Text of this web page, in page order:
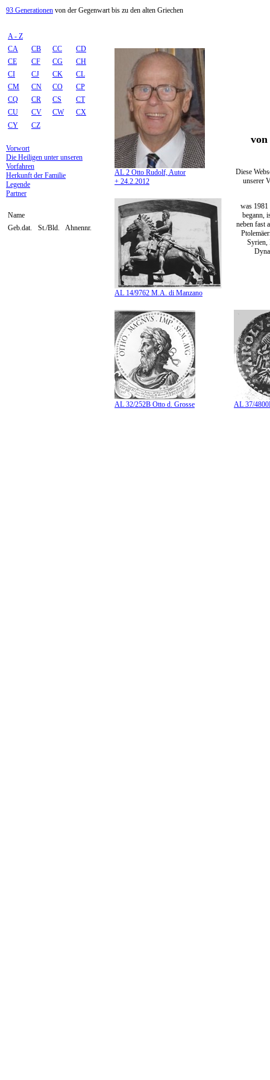
93 Generationen von der Gegenwart bis zu den alten Griechen
A - Z
CA
CB CC
CD
CE
CF CG
CH
CI
CJ CK
CL
CM
CN CO
CP
CQ
CR CS
CT
CU
CV CW
CX
CY
CZ
Vorwort
Die Heiligen unter unseren
Vorfahren
Herkunft der Familie
Legende
Partner
Name
Geb.dat.
St./Bld. Ahnennr.
AL 2 Otto Rudolf, Autor
+ 24.2.2012
von
Diese
unserer
was 1981
begann,
neben fast
Syrien,
AL 14/9762 M.A. di Manzano
AL 32/252B Otto d. Grosse AL 37/